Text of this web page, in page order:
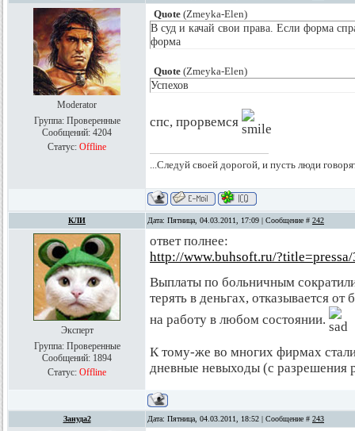
Moderator
Группа: Проверенные
Сообщений: 4204
Статус: Offline
Quote (Zmeyka-Elen)
В суд и качай свои права. Если форма
форма
Quote (Zmeyka-Elen)
Успехов
спс, прорвемся
...Следуй своей дорогой, и пусть люди
КЛИ Дата: Пятница, 04.03.2011, 17:09 | Сообщение # 242
Эксперт
Группа: Проверенные
Сообщений: 1894
Статус: Offline
ответ полнее:
http://www.buhsoft.ru/
Выплаты по больничным
терять в деньгах, отказывается
на работу в любом состоянии.
К тому-же во многих фирмах
дневные невыходы (с разрешения
Зануда2 Дата: Пятница, 04.03.2011, 18:52 | Сообщение # 243